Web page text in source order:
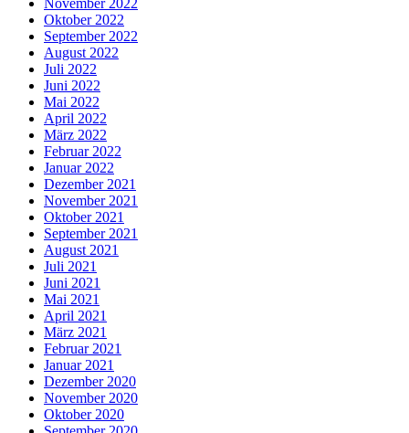
Oktober 2022
September 2022
August 2022
Juli 2022
Juni 2022
Mai 2022
April 2022
März 2022
Februar 2022
Januar 2022
Dezember 2021
November 2021
Oktober 2021
September 2021
August 2021
Juli 2021
Juni 2021
Mai 2021
April 2021
März 2021
Februar 2021
Januar 2021
Dezember 2020
November 2020
Oktober 2020